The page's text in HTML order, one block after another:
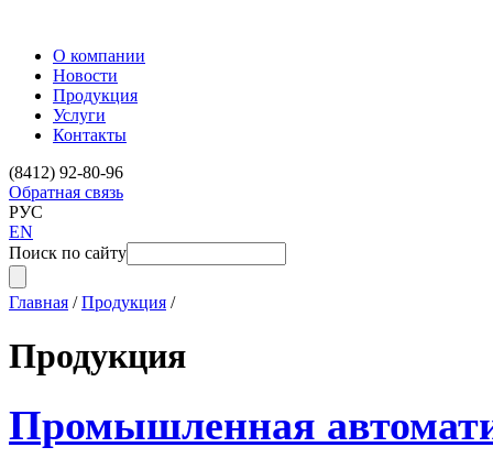
О компании
Новости
Продукция
Услуги
Контакты
(8412) 92-80-96
Обратная связь
РУС
EN
Поиск по сайту
Главная /Продукция /
Продукция
Промышленная